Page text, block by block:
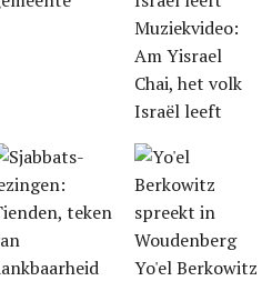
Muziekvideo:
Am Yisrael
Chai, het volk
Israël leeft
Yo'el Berkowitz